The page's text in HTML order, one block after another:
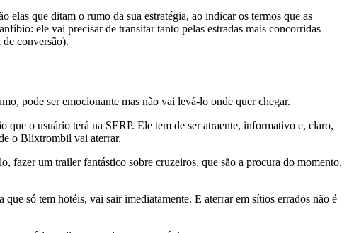
elas que ditam o rumo da sua estratégia, ao indicar os termos que as
ele vai precisar de transitar tanto pelas estradas mais concorridas
conversão).
pode ser emocionante mas não vai levá-lo onde quer chegar.
o usuário terá na SERP. Ele tem de ser atraente, informativo e, claro,
o Blixtrombil vai aterrar.
fazer um trailer fantástico sobre cruzeiros, que são a procura do momento,
só tem hotéis, vai sair imediatamente. E aterrar em sítios errados não é